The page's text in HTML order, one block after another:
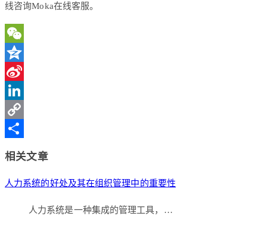
线咨询Moka在线客服。
WeChat
Qzone
Sina
Weibo
LinkedIn
Copy
相关文章
人力系统的好处及其在组织管理中的重要性
人力系统是一种集成的管理工具，…